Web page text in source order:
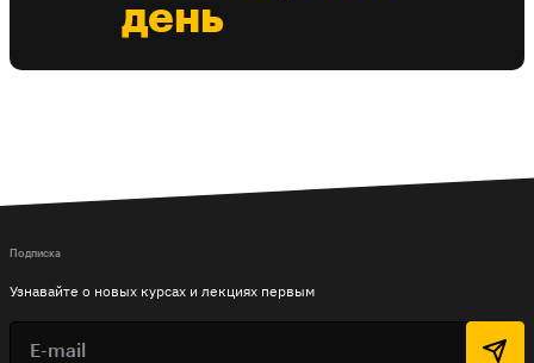
день
Подписка
Узнавайте о новых курсах и лекциях первым